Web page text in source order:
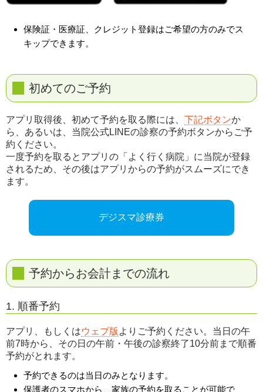
保険証・医療証、クレジット登録はご希望の方のみでス
キップできます。
初めてのご予約
アプリ取得後、初めて予約を取る際には、 下記ボタンか
ら、あるいは、当院公式LINEの診察の予約ボタンからご予
約ください。
一度予約を取るとアプリの「よく行く病院」に当院が登録
されるため、その後はアプリからの予約がスムーズにでき
ます。
デジスマ診療券
予約からお会計までの流れ
1. 順番予約
アプリ、もしくはウェブ版 よりご予約ください。当日の午
前7時から、その日の午前・午後の診察終了10分前まで順番
予約がとれます。
予約できるのは当日のみとなります。
保護者のスマホから、家族の予約を取ることが可能で